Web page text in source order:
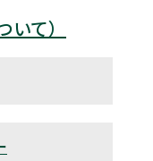
て）